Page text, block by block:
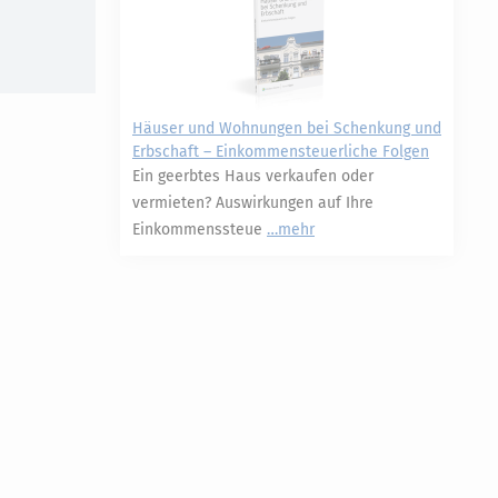
Häuser und Wohnungen bei Schenkung und
Erbschaft – Einkommensteuerliche Folgen
Ein geerbtes Haus verkaufen oder
vermieten? Auswirkungen auf Ihre
Einkommenssteue
mehr